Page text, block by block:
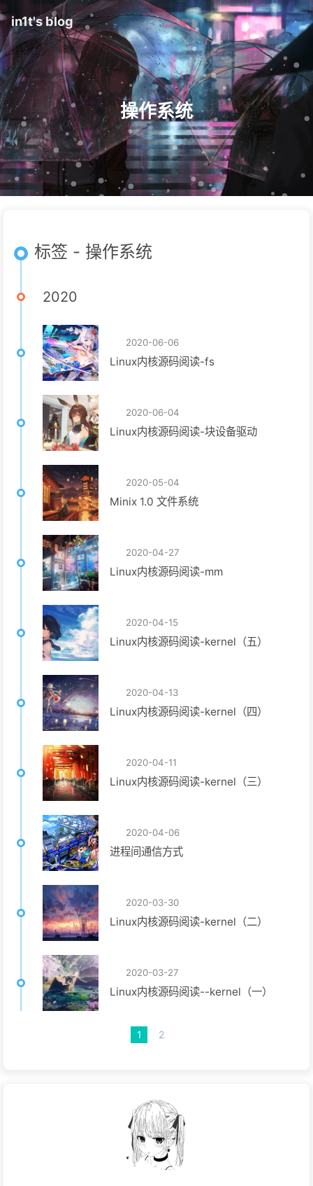
in1t's blog
操作系统
标签 - 操作系统
2020
2020-06-06
Linux内核源码阅读-fs
2020-06-04
Linux内核源码阅读-块设备驱动
2020-05-04
Minix 1.0 文件系统
2020-04-27
Linux内核源码阅读-mm
2020-04-15
Linux内核源码阅读-kernel（五）
2020-04-13
Linux内核源码阅读-kernel（四）
2020-04-11
Linux内核源码阅读-kernel（三）
2020-04-06
进程间通信方式
2020-03-30
Linux内核源码阅读-kernel（二）
2020-03-27
Linux内核源码阅读--kernel（一）
1 2